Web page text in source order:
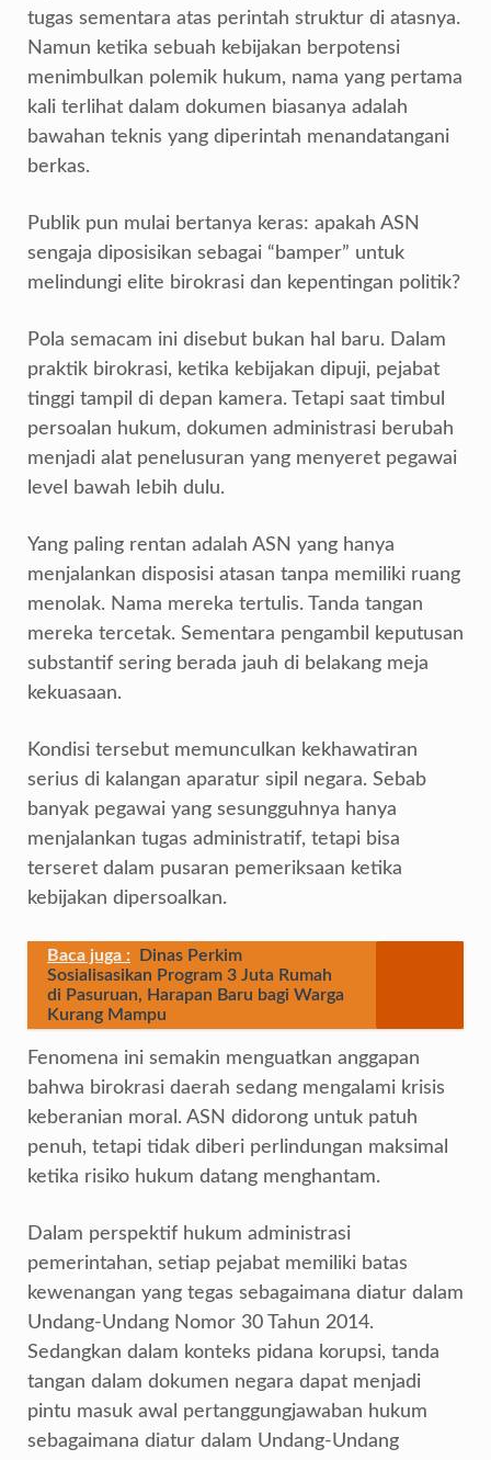
tugas sementara atas perintah struktur di atasnya.
Namun ketika sebuah kebijakan berpotensi
menimbulkan polemik hukum, nama yang pertama
kali terlihat dalam dokumen biasanya adalah
bawahan teknis yang diperintah menandatangani
berkas.
Publik pun mulai bertanya keras: apakah ASN
sengaja diposisikan sebagai “bamper” untuk
melindungi elite birokrasi dan kepentingan politik?
Pola semacam ini disebut bukan hal baru. Dalam
praktik birokrasi, ketika kebijakan dipuji, pejabat
tinggi tampil di depan kamera. Tetapi saat timbul
persoalan hukum, dokumen administrasi berubah
menjadi alat penelusuran yang menyeret pegawai
level bawah lebih dulu.
Yang paling rentan adalah ASN yang hanya
menjalankan disposisi atasan tanpa memiliki ruang
menolak. Nama mereka tertulis. Tanda tangan
mereka tercetak. Sementara pengambil keputusan
substantif sering berada jauh di belakang meja
kekuasaan.
Kondisi tersebut memunculkan kekhawatiran
serius di kalangan aparatur sipil negara. Sebab
banyak pegawai yang sesungguhnya hanya
menjalankan tugas administratif, tetapi bisa
terseret dalam pusaran pemeriksaan ketika
kebijakan dipersoalkan.
Baca juga :
Dinas Perkim
Sosialisasikan Program 3 Juta Rumah
di Pasuruan, Harapan Baru bagi Warga
Kurang Mampu
Fenomena ini semakin menguatkan anggapan
bahwa birokrasi daerah sedang mengalami krisis
keberanian moral. ASN didorong untuk patuh
penuh, tetapi tidak diberi perlindungan maksimal
ketika risiko hukum datang menghantam.
Dalam perspektif hukum administrasi
pemerintahan, setiap pejabat memiliki batas
kewenangan yang tegas sebagaimana diatur dalam
Undang-Undang Nomor 30 Tahun 2014.
Sedangkan dalam konteks pidana korupsi, tanda
tangan dalam dokumen negara dapat menjadi
pintu masuk awal pertanggungjawaban hukum
sebagaimana diatur dalam Undang-Undang